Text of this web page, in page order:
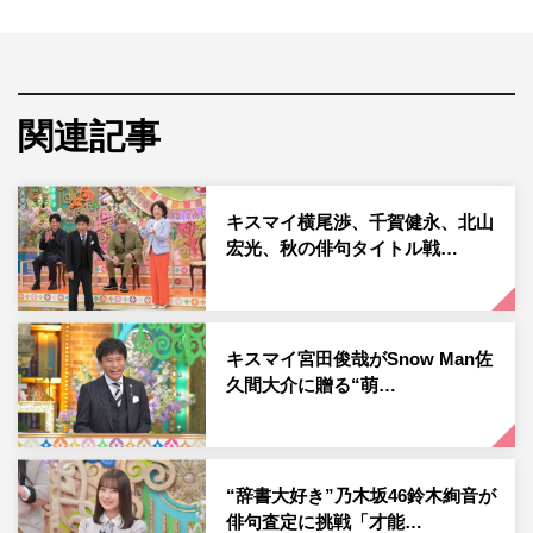
『プレバト!!』「ストーンアートの才能ランキング」に挑戦する中川翔
子©MBS
色鉛筆とバナナアートでは一発で特待生になった中川は
「今回も手応えあります。一発で特待生を狙う！」、色鉛
関連記事
キスマイ横尾渉、千賀健永、北山
宏光、秋の俳句タイトル戦…
キスマイ宮田俊哉がSnow Man佐
久間大介に贈る“萌…
“辞書大好き”乃木坂46鈴木絢音が
俳句査定に挑戦「才能…